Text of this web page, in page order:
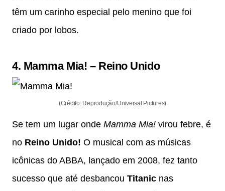
têm um carinho especial pelo menino que foi
criado por lobos.
4. Mamma Mia! – Reino Unido
(Crédito: Reprodução/Universal Pictures)
Se tem um lugar onde Mamma Mia! virou febre, é
no Reino Unido! O musical com as músicas
icônicas do ABBA, lançado em 2008, fez tanto
sucesso que até desbancou Titanic nas